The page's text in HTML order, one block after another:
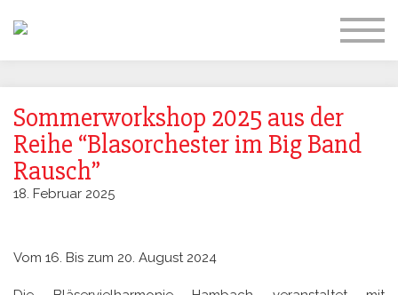
Philosophie
Dirigentin
Vorstand
Ansprechpartner
Proben
Jugend- & Bildungsarbeit
Sommerworkshop 2025 aus der
Reihe “Blasorchester im Big Band
Rausch”
18. Februar 2025
Vom 16. Bis zum 20. August 2024